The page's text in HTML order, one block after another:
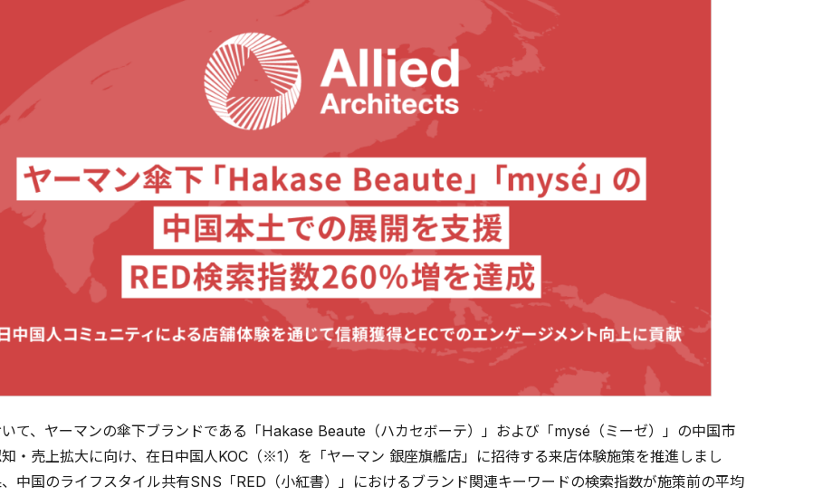
て、ヤーマンの傘下ブランドである「Hakase Beaute（ハカセボーテ）」および「mysé（ミーゼ）」の中国市
・売上拡大に向け、在日中国人KOC（※1）を「ヤーマン 銀座旗艦店」に招待する来店体験施策を推進しまし
中国のライフスタイル共有SNS「RED（小紅書）」におけるブランド関連キーワードの検索指数が施策前の平均